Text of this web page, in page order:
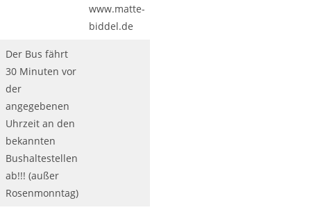
www.matte-
biddel.de
Der Bus fährt
30 Minuten vor
der
angegebenen
Uhrzeit an den
bekannten
Bushaltestellen
ab!!! (außer
Rosenmonntag)